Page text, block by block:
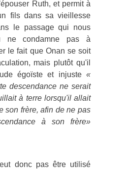
Ruth, et permit à
fils dans sa vieillesse
le passage qui nous
ne condamne pas à
le fait que Onan se soit
mais plutôt qu'il
égoïste et injuste «
descendance ne serait
à terre lorsqu'il allait
son frère, afin de ne pas
à son frère»
donc pas être utilisé